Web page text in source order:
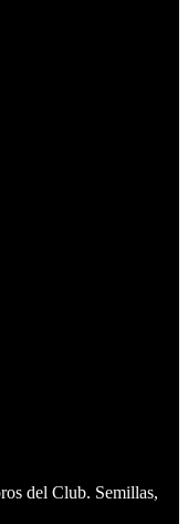
del Club. Semillas,